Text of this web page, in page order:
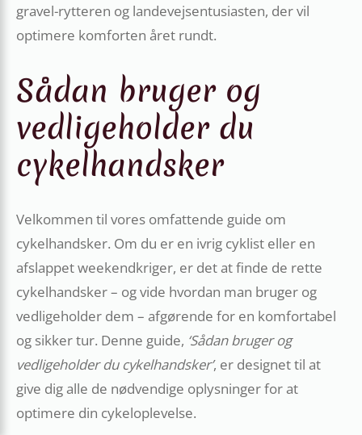
gravel-rytteren og landevejsentusiasten, der vil
optimere komforten året rundt.
Sådan bruger og
vedligeholder du
cykelhandsker
Velkommen til vores omfattende guide om
cykelhandsker. Om du er en ivrig cyklist eller en
afslappet weekendkriger, er det at finde de rette
cykelhandsker – og vide hvordan man bruger og
vedligeholder dem – afgørende for en komfortabel
og sikker tur. Denne guide, ‘Sådan bruger og
vedligeholder du cykelhandsker’, er designet til at
give dig alle de nødvendige oplysninger for at
optimere din cykeloplevelse.